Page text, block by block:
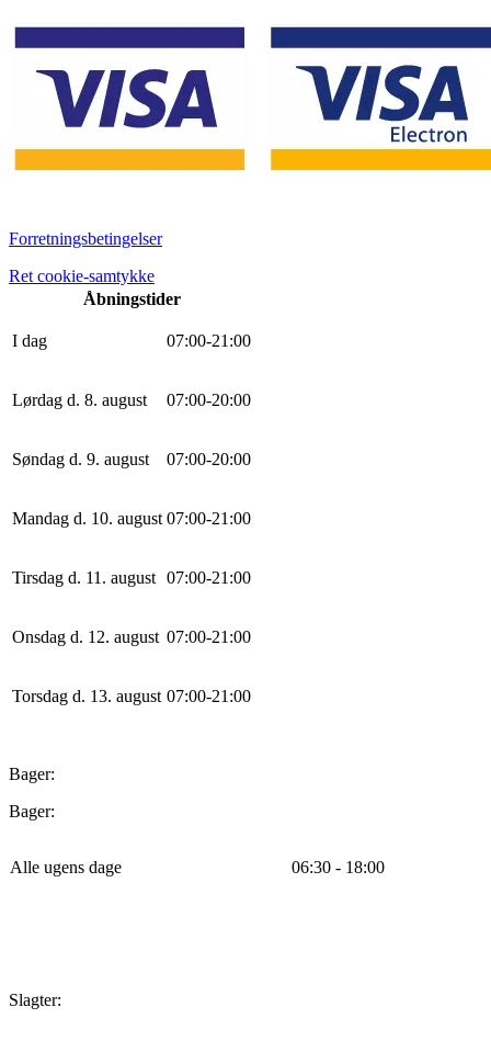
Forretningsbetingelser
Ret cookie-samtykke
Åbningstider
I dag 07:00-21 :00
Lørdag d. 8. august 07:00-20:00
Søndag d. 9. august 07:00-20:00
Mandag d. 10. august 07:00-21 :00
Tirsdag d. 11. august 07:00-21 :00
Onsdag d. 12. august 07:00-21 :00
Torsdag d. 13. august 07:00-21 :00
Bager:
Bager:
Alle ugens dage 06:30 - 18:00
Slagter: